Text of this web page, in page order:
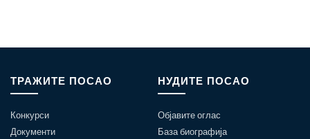
ТРАЖИТЕ ПОСАО
Конкурси
Документи
НУДИТЕ ПОСАО
Објавите оглас
База биографија